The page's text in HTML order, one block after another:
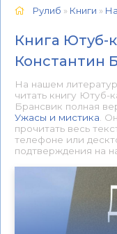
Рулиб » Книги »
Книга Ютуб-
Константин
На нашем
читать книгу Ютуб-
Брансвик полная
Ужасы и мистика .
прочитать весь
телефоне или
подтверждения на